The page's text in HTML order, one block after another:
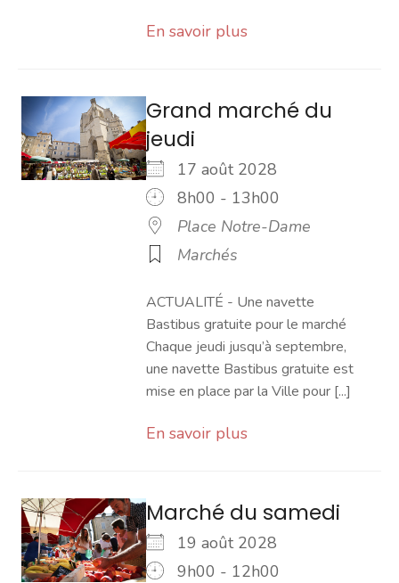
En savoir plus
Grand marché du
jeudi
17 août 2028
8h00 - 13h00
Place Notre-Dame
Marchés
ACTUALITÉ - Une navette
Bastibus gratuite pour le marché
Chaque jeudi jusqu’à septembre,
une navette Bastibus gratuite est
mise en place par la Ville pour [...]
En savoir plus
Marché du samedi
19 août 2028
9h00 - 12h00